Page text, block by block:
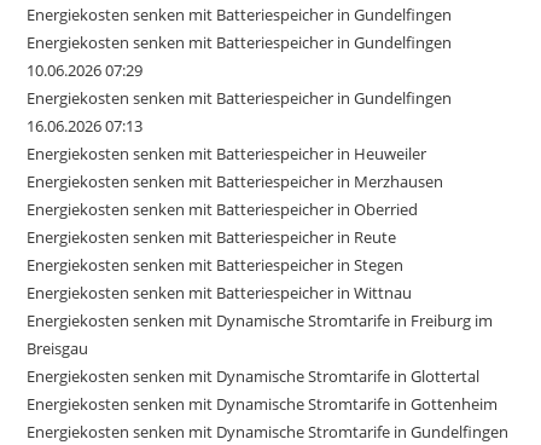
Energiekosten senken mit Batteriespeicher in Gundelfingen
Energiekosten senken mit Batteriespeicher in Gundelfingen
10.06.2026 07:29
Energiekosten senken mit Batteriespeicher in Gundelfingen
16.06.2026 07:13
Energiekosten senken mit Batteriespeicher in Heuweiler
Energiekosten senken mit Batteriespeicher in Merzhausen
Energiekosten senken mit Batteriespeicher in Oberried
Energiekosten senken mit Batteriespeicher in Reute
Energiekosten senken mit Batteriespeicher in Stegen
Energiekosten senken mit Batteriespeicher in Wittnau
Energiekosten senken mit Dynamische Stromtarife in Freiburg im
Breisgau
Energiekosten senken mit Dynamische Stromtarife in Glottertal
Energiekosten senken mit Dynamische Stromtarife in Gottenheim
Energiekosten senken mit Dynamische Stromtarife in Gundelfingen